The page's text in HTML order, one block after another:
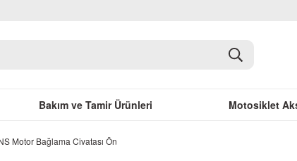
Bakım ve Tamir Ürünleri Motosiklet
Motor Bağlama Civatası Ön